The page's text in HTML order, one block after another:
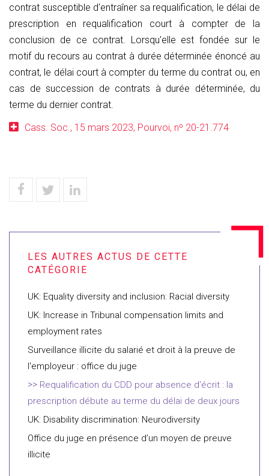
contrat susceptible d'entraîner sa requalification, le délai de
prescription en requalification court à compter de la
conclusion de ce contrat. Lorsqu'elle est fondée sur le
motif du recours au contrat à durée déterminée énoncé au
contrat, le délai court à compter du terme du contrat ou, en
cas de succession de contrats à durée déterminée, du
terme du dernier contrat.
Cass. Soc., 15 mars 2023, Pourvoi, nº 20-21.774
UK: Equality diversity and inclusion: Racial diversity
UK: Increase in Tribunal compensation limits and
employment rates
Surveillance illicite du salarié et droit à la preuve de
l'employeur : office du juge
Requalification du CDD pour absence d'écrit : la
prescription débute au terme du délai de deux jours
UK: Disability discrimination: Neurodiversity
Office du juge en présence d’un moyen de preuve
illicite